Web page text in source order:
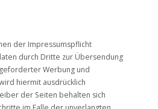
der Impressumspflicht
durch Dritte zur Übersendung
Werbung und
hiermit ausdrücklich
der Seiten behalten sich